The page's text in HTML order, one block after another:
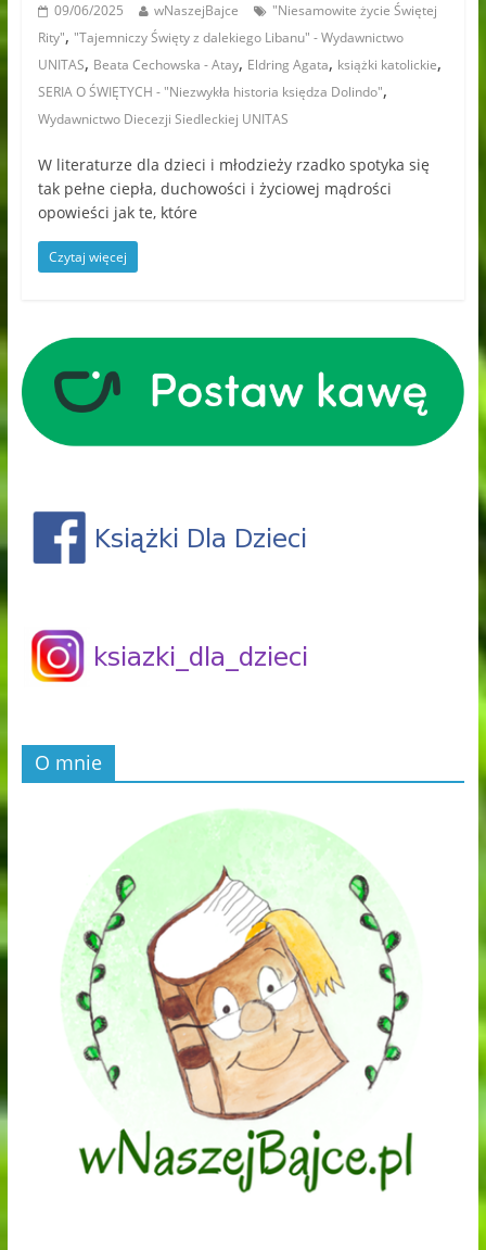
09/06/2025 wNaszejBajce
"Niesamowite życie Świętej
Rity", "Tajemniczy Święty z dalekiego Libanu" - Wydawnictwo
UNITAS, Beata Cechowska - Atay, Eldring Agata, książki katolickie,
SERIA O ŚWIĘTYCH - "Niezwykła historia księdza Dolindo",
Wydawnictwo Diecezji Siedleckiej UNITAS
W literaturze dla dzieci i młodzieży rzadko spotyka się
tak pełne ciepła, duchowości i życiowej mądrości
opowieści jak te, które
Czytaj więcej
O mnie